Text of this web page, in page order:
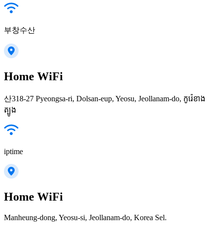
부창수산
Home WiFi
산318-27 Pyeongsa-ri, Dolsan-eup, Yeosu, Jeollanam-do, កូរ៉េ​ខាង​
ត្បូង
iptime
Home WiFi
Manheung-dong, Yeosu-si, Jeollanam-do, Korea Sel.